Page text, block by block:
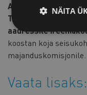
Anna teada, mida
Tagasisidet ootan
aadressile
koostan koja
majanduskomisjonile.
Vaata lisaks:
NÄITA